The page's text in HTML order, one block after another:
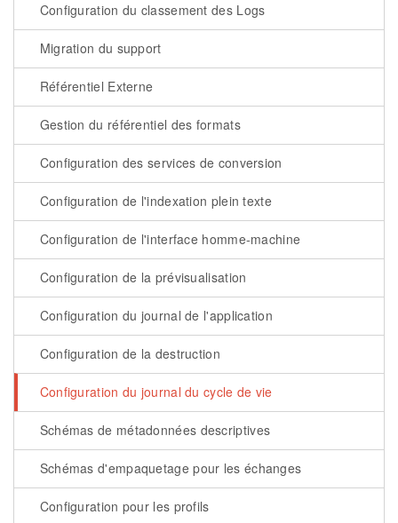
Configuration du classement des Logs
Migration du support
Référentiel Externe
Gestion du référentiel des formats
Configuration des services de conversion
Configuration de l'indexation plein texte
Configuration de l'interface homme-machine
Configuration de la prévisualisation
Configuration du journal de l'application
Configuration de la destruction
Configuration du journal du cycle de vie
Schémas de métadonnées descriptives
Schémas d'empaquetage pour les échanges
Configuration pour les profils